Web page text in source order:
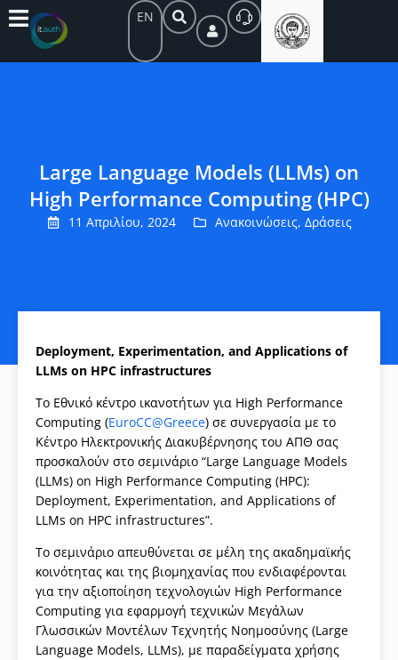
EN
Large Language Models (LLMs) on
High Performance Computing (HPC)
11 Απριλίου, 2024 Ανακοινώσεις, Δράσεις
Deployment, Experimentation, and Applications of
LLMs on HPC infrastructures
Το Εθνικό κέντρο ικανοτήτων για High Performance
Computing (EuroCC@Greece) σε συνεργασία με το
Κέντρο Ηλεκτρονικής Διακυβέρνησης του ΑΠΘ σας
προσκαλούν στο σεμινάριο “Large Language Models
(LLMs) on High Performance Computing (HPC):
Deployment, Experimentation, and Applications of
LLMs on HPC infrastructures”.
Το σεμινάριο απευθύνεται σε μέλη της ακαδημαϊκής
κοινότητας και της βιομηχανίας που ενδιαφέρονται
για την αξιοποίηση τεχνολογιών High Performance
Computing για εφαρμογή τεχνικών Μεγάλων
Γλωσσικών Μοντέλων Τεχνητής Νοημοσύνης (Large
Language Models, LLMs), με παραδείγματα χρήσης